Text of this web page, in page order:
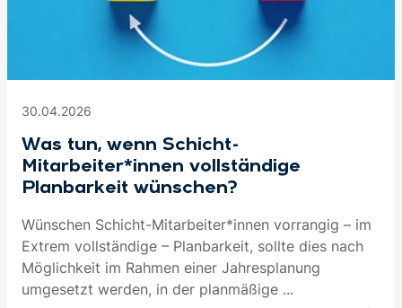
30.04.2026
Was tun, wenn Schicht-
Mitarbeiter*innen vollständige
Planbarkeit wünschen?
Wünschen Schicht-Mitarbeiter*innen vorrangig – im
Extrem vollständige – Planbarkeit, sollte dies nach
Möglichkeit im Rahmen einer Jahresplanung
umgesetzt werden, in der planmäßige ...